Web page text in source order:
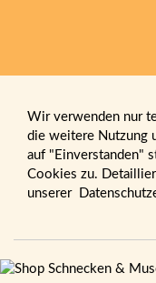
Wir verwenden nur
die weitere Nutzung
auf "Einverstanden"
Cookies zu.
unserer